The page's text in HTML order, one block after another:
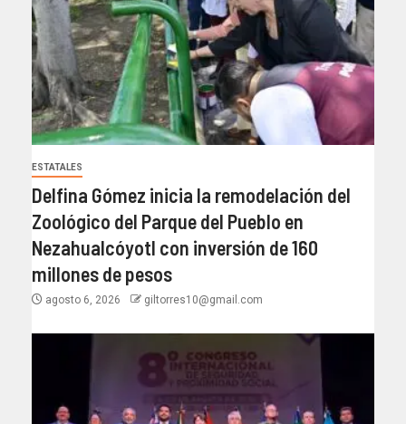
ESTATALES
Delfina Gómez inicia la remodelación del
Zoológico del Parque del Pueblo en
Nezahualcóyotl con inversión de 160
millones de pesos
agosto 6, 2026 giltorres10@gmail.com